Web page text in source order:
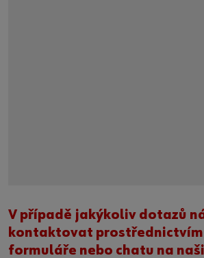
V případě jakýkoliv dotazů
kontaktovat
formuláře nebo chatu na